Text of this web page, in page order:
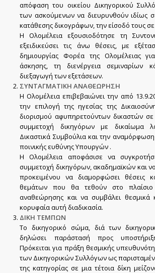
απόφαση του οικείου Δικηγορικού
των ασκούμενων να διευρυνθούν ιδίως
κατάθεσης δικογράφων, την είσοδό τους
Η Ολομέλεια εξουσιοδότησε τη
εξειδικεύσει τις άνω θέσεις, με
δημιουργίας Φορέα της Ολομέλειας
άσκησης, τη διενέργεια σεμιναρίων
διεξαγωγή των εξετάσεων.
ΣΥΝΤΑΓΜΑΤΙΚΗ ΑΝΑΘΕΩΡΗΣΗ
Η Ολομέλεια επιβεβαιώνει την από
την επιλογή της ηγεσίας της
διορισμού αφυπηρετούντων δικαστών σε
συμμετοχή δικηγόρων με δικαίωμα
Δικαστικά Συμβούλια και την
ποινικής ευθύνης Υπουργών .
Η Ολομέλεια αποφάσισε να
συμμετοχή δικηγόρων, ακαδημαϊκών και
προκειμένου να διαμορφώσει θέσεις
θεμάτων που θα τεθούν στο πλαίσιο
αναθεώρησης και να συμβάλει θεσμικά
κορυφαία αυτή διαδικασία.
ΔΙΚΗ ΤΕΜΠΩΝ
Το δικηγορικό σώμα, διά των
δηλώσει παράστασή προς
Πρόκειται για πράξη θεσμικής
των Δικηγορικών Συλλόγων ως
της κατηγορίας σε μια τέτοια δίκη